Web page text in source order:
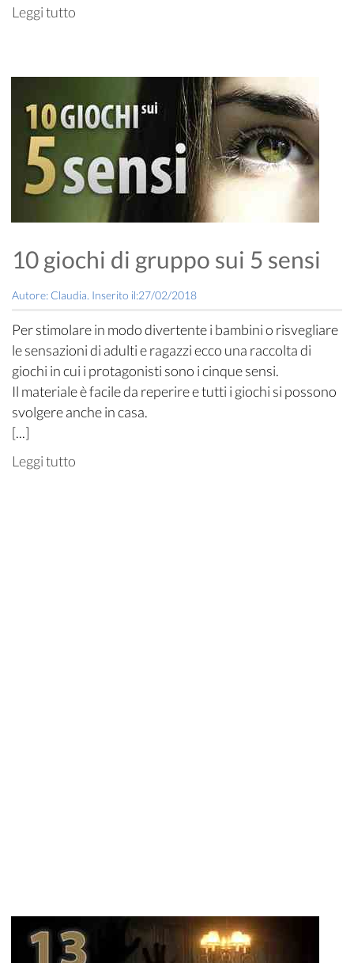
Leggi tutto
10 giochi di gruppo sui 5 sensi
Autore: Claudia. Inserito il:27/02/2018
Per stimolare in modo divertente i bambini o risvegliare
le sensazioni di adulti e ragazzi ecco una raccolta di
giochi in cui i protagonisti sono i cinque sensi.
Il materiale è facile da reperire e tutti i giochi si possono
svolgere anche in casa.
[...]
Leggi tutto